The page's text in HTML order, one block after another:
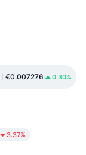
€0.007276 0.30%
3.37%